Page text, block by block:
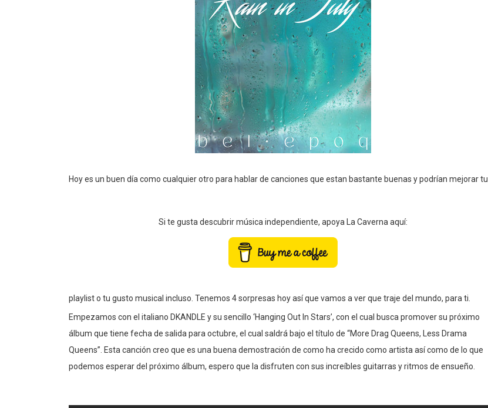
Hoy es un buen día como cualquier otro para hablar de canciones que estan bastante buenas y podrían mejorar tu
Si te gusta descubrir música independiente, apoya La Caverna aquí:
playlist o tu gusto musical incluso. Tenemos 4 sorpresas hoy así que vamos a ver que traje del mundo, para ti.
Empezamos con el italiano DKANDLE y su sencillo ‘Hanging Out In Stars’, con el cual busca promover su próximo
álbum que tiene fecha de salida para octubre, el cual saldrá bajo el título de “More Drag Queens, Less Drama
Queens”. Esta canción creo que es una buena demostración de como ha crecido como artista así como de lo que
podemos esperar del próximo álbum, espero que la disfruten con sus increíbles guitarras y ritmos de ensueño.